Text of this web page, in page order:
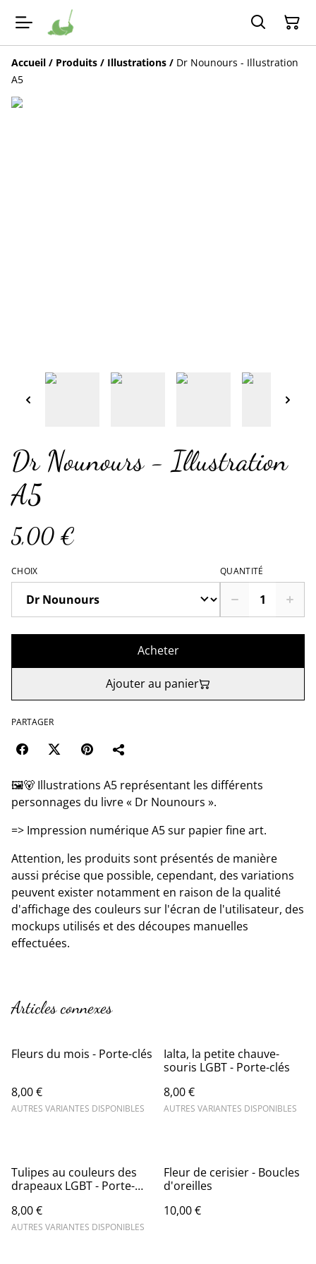
Accueil / Produits / Illustrations / Dr Nounours - Illustration
A5
Dr Nounours - Illustration
A5
5,00 €
CHOIX QUANTITÉ
Acheter
Ajouter au panier
PARTAGER
🖼️🐻 Illustrations A5 représentant les différents
personnages du livre « Dr Nounours ».
=> Impression numérique A5 sur papier fine art.
Attention, les produits sont présentés de manière
aussi précise que possible, cependant, des variations
peuvent exister notamment en raison de la qualité
d'affichage des couleurs sur l'écran de l'utilisateur, des
mockups utilisés et des découpes manuelles
effectuées.
Articles connexes
Fleurs du mois - Porte-clés
8,00 €
AUTRES VARIANTES DISPONIBLES
Ialta, la petite chauve-
souris LGBT - Porte-clés
8,00 €
AUTRES VARIANTES DISPONIBLES
Tulipes au couleurs des
drapeaux LGBT - Porte-
8,00 €
AUTRES VARIANTES DISPONIBLES
Fleur de cerisier - Boucles
d'oreilles
10,00 €